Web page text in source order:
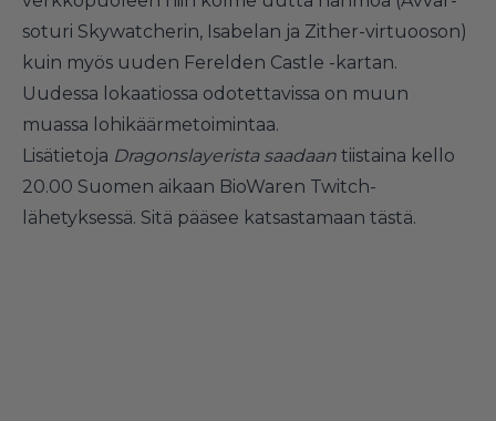
soturi Skywatcherin, Isabelan ja Zither-virtuooson)
kuin myös uuden Ferelden Castle -kartan.
Uudessa lokaatiossa odotettavissa on muun
muassa lohikäärmetoimintaa.
Lisätietoja Dragonslayerista saadaan tiistaina kello
20.00 Suomen aikaan BioWaren Twitch-
lähetyksessä. Sitä pääsee katsastamaan tästä.